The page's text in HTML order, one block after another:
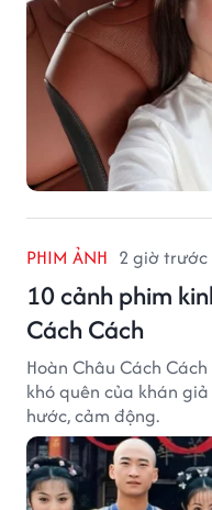
PHIM ẢNH 2 giờ trước
10 cảnh phim
Cách Cách
Hoàn Châu Cách
khó quên của khán
hước, cảm động.